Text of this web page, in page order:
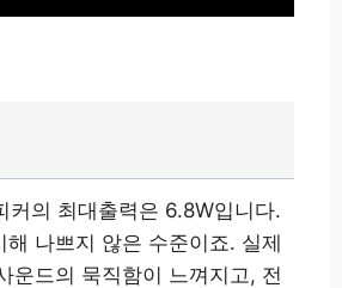
커의 최대출력은 6.8W입니다.
해 나쁘지 않은 수준이죠. 실제
운드의 묵직함이 느껴지고, 전